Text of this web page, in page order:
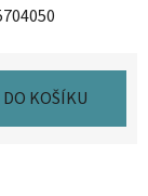
DO KOŠÍKU